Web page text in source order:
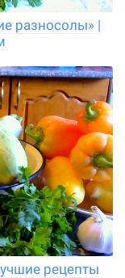
разносолы» |
рецепты